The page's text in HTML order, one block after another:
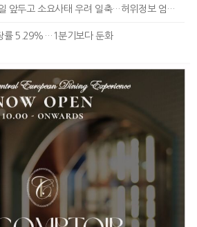
두고 소요사태 우려 일축…허위정보 엄정대응
률 5.29%…1분기보다 둔화